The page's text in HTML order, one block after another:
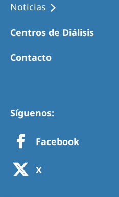
Noticias
Centros de Diálisis
Contacto
Síguenos:
Facebook
X